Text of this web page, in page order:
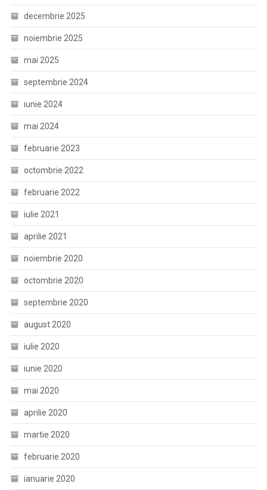
decembrie 2025
noiembrie 2025
mai 2025
septembrie 2024
iunie 2024
mai 2024
februarie 2023
octombrie 2022
februarie 2022
iulie 2021
aprilie 2021
noiembrie 2020
octombrie 2020
septembrie 2020
august 2020
iulie 2020
iunie 2020
mai 2020
aprilie 2020
martie 2020
februarie 2020
ianuarie 2020